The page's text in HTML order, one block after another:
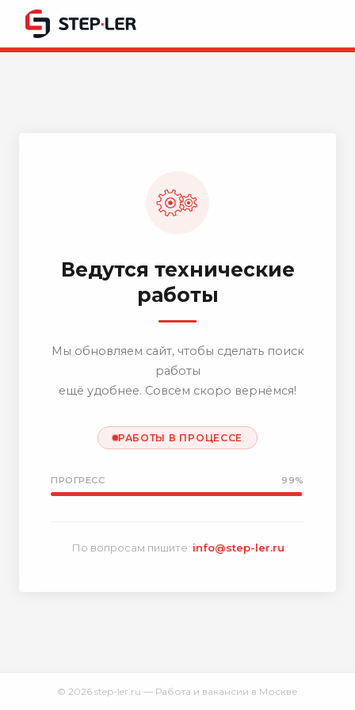
Ведутся технические
работы
Мы обновляем сайт, чтобы сделать поиск
работы
ещё удобнее. Совсем скоро вернёмся!
РАБОТЫ В ПРОЦЕССЕ
ПРОГРЕСС 99%
По вопросам пишите: info@step-ler.ru
© 2026 step-ler.ru — Работа и вакансии в Москве